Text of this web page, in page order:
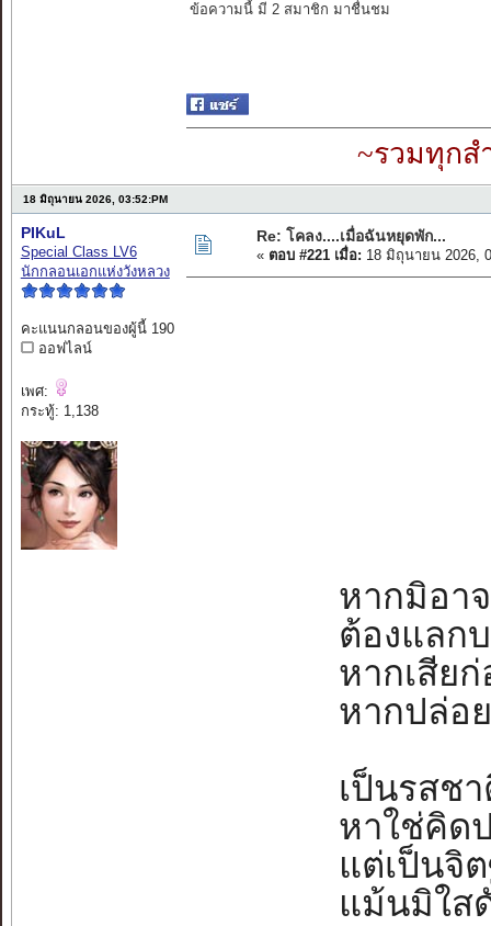
ข้อความนี้ มี 2 สมาชิก มาชื่นชม
~รวมทุกส
18 มิถุนายน 2026, 03:52:PM
PIKuL
Special Class LV6
นักกลอนเอกแห่งวังหลวง
คะแนนกลอนของผู้นี้ 190
ออฟไลน์
เพศ:
กระทู้: 1,138
Re: โคลง....เมื่อฉันหยุดพัก...
« ตอบ #221 เมื่อ: 18 มิถุนายน 2026,
หากมิอา
ต้องแลก
หากเสีย
หากปล่อ
เป็นรสช
หาใช่คิด
แต่เป็นจิ
แม้นมิใส